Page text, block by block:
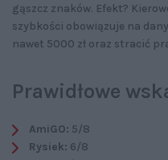
gąszcz znaków. Efekt?
szybkości obowiązuje na
nawet 5000 zł oraz stracić
Prawidłowe
AmiGO: 5/8
Rysiek: 6/8